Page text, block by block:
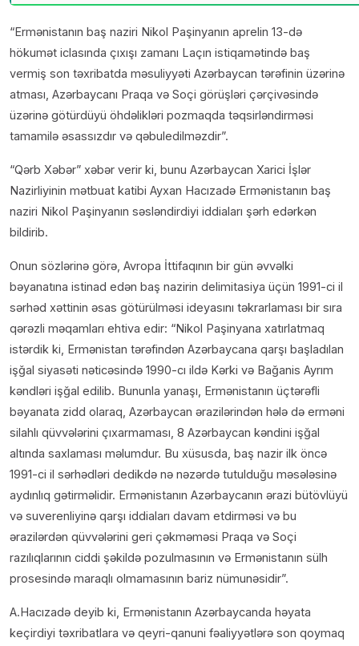
“Ermənistanın baş naziri Nikol Paşinyanın aprelin 13-də
hökumət iclasında çıxışı zamanı Laçın istiqamətində baş
vermiş son təxribatda məsuliyyəti Azərbaycan tərəfinin üzərinə
atması, Azərbaycanı Praqa və Soçi görüşləri çərçivəsində
üzərinə götürdüyü öhdəlikləri pozmaqda təqsirləndirməsi
tamamilə əsassızdır və qəbuledilməzdir”.
“Qərb Xəbər” xəbər verir ki, bunu Azərbaycan Xarici İşlər
Nazirliyinin mətbuat katibi Ayxan Hacızadə Ermənistanın baş
naziri Nikol Paşinyanın səsləndirdiyi iddiaları şərh edərkən
bildirib.
Onun sözlərinə görə, Avropa İttifaqının bir gün əvvəlki
bəyanatına istinad edən baş nazirin delimitasiya üçün 1991-ci il
sərhəd xəttinin əsas götürülməsi ideyasını təkrarlaması bir sıra
qərəzli məqamları ehtiva edir: “Nikol Paşinyana xatırlatmaq
istərdik ki, Ermənistan tərəfindən Azərbaycana qarşı başladılan
işğal siyasəti nəticəsində 1990-cı ildə Kərki və Bağanis Ayrım
kəndləri işğal edilib. Bununla yanaşı, Ermənistanın üçtərəfli
bəyanata zidd olaraq, Azərbaycan ərazilərindən hələ də erməni
silahlı qüvvələrini çıxarmaması, 8 Azərbaycan kəndini işğal
altında saxlaması məlumdur. Bu xüsusda, baş nazir ilk öncə
1991-ci il sərhədləri dedikdə nə nəzərdə tutulduğu məsələsinə
aydınlıq gətirməlidir. Ermənistanın Azərbaycanın ərazi bütövlüyü
və suverenliyinə qarşı iddiaları davam etdirməsi və bu
ərazilərdən qüvvələrini geri çəkməməsi Praqa və Soçi
razılıqlarının ciddi şəkildə pozulmasının və Ermənistanın sülh
prosesində maraqlı olmamasının bariz nümunəsidir”.
A.Hacızadə deyib ki, Ermənistanın Azərbaycanda həyata
keçirdiyi təxribatlara və qeyri-qanuni fəaliyyətlərə son qoymaq